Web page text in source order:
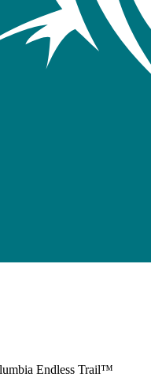
Endless Trail™